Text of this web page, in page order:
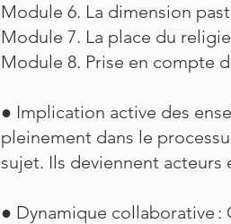
Module 6. La dimension
Module 7. La place du
Module 8. Prise en compte
● Implication active des
pleinement dans le
sujet. Ils deviennent
● Dynamique collaborative